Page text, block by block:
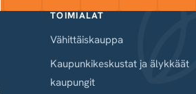
TOIMIALAT
Vähittäiskauppa
Kaupunkikeskustat ja älykkäät
kaupungit